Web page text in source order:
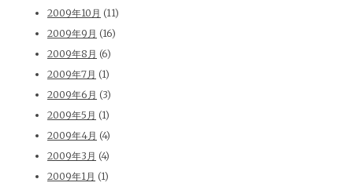
2009年10月 (11)
2009年9月 (16)
2009年8月 (6)
2009年7月 (1)
2009年6月 (3)
2009年5月 (1)
2009年4月 (4)
2009年3月 (4)
2009年1月 (1)